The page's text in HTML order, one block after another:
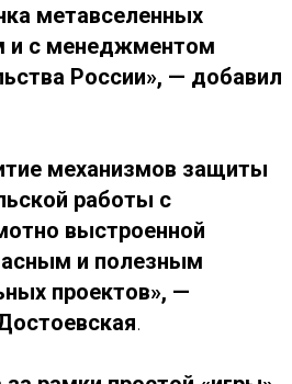
метавселенных
и с менеджментом
России», — добавил
механизмов защиты
работы с
выстроенной
и полезным
проектов», —
.